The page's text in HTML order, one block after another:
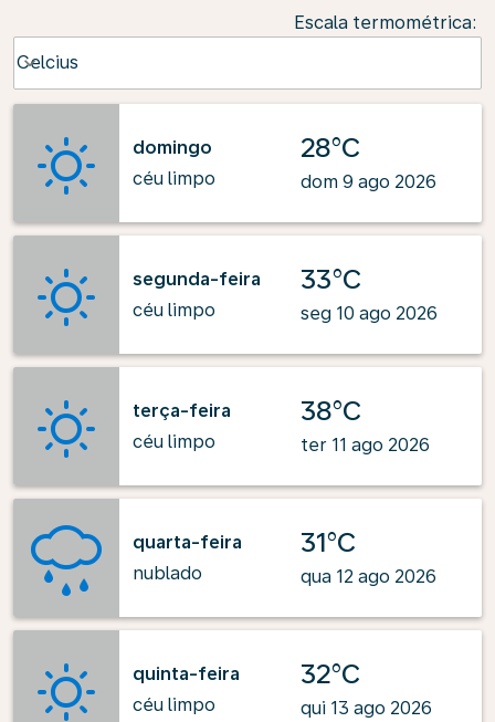
Escala termométrica:
Celcius
keyboard_arrow_down
domingo
céu limpo
28°C
dom 9 ago 2026
segunda-feira
céu limpo
33°C
seg 10 ago 2026
terça-feira
céu limpo
38°C
ter 11 ago 2026
quarta-feira
nublado
31°C
qua 12 ago 2026
quinta-feira
céu limpo
32°C
qui 13 ago 2026